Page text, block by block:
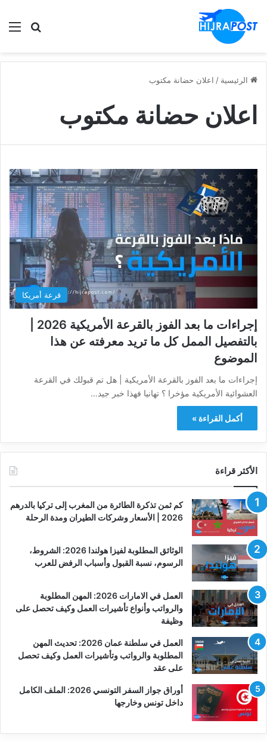
ابحث
الرئيسية / اعلان حضانة مكتوب
اعلان حضانة مكتوب
قرعة أمريكا
بالتفصيل الممل كل ما تريد معرفته عن هذا
الموضوع
إجراءات ما بعد الفوز بالقرعة الأمريكية | هل تم قبولك في القرعة
العشوائية الأمريكية مؤخرا ؟ تهانيا فهذا خبر جيد…
أكمل القراءة »
الأكثر قراءة
كم ثمن تذكرة الطائرة من المغرب إلى تركيا بالدرهم
2026 | الأسعار وشركات الطيران ومدة الرحلة
الوثائق المطلوبة لفيزا هولندا 2026: الشروط،
الرسوم، نسبة القبول وأسباب الرفض للعرب
العمل في الامارات 2026: المهن المطلوبة
والرواتب وأنواع تأشيرات العمل وكيف تحصل على
وظيفة
العمل في سلطنة عمان 2026: تحديث المهن
المطلوبة والرواتب وتأشيرات العمل وكيف تحصل
على عقد
أوراق جواز السفر التونسي 2026: الملف الكامل
داخل تونس وخارجها